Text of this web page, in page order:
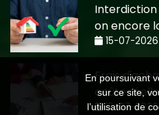
Interdiction
on encore
15-07-2026
Frais
coûte
15-07-2026
En poursuivant
sur ce site,
l’utilisation de